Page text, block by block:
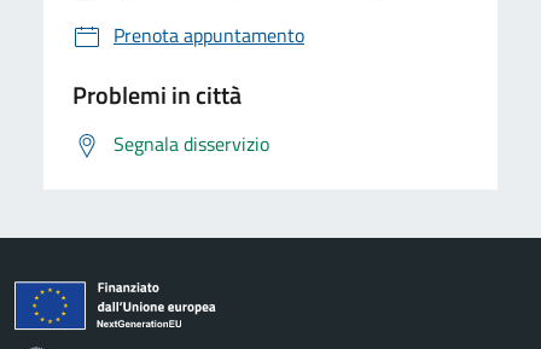
Prenota appuntamento
Problemi in città
Segnala disservizio